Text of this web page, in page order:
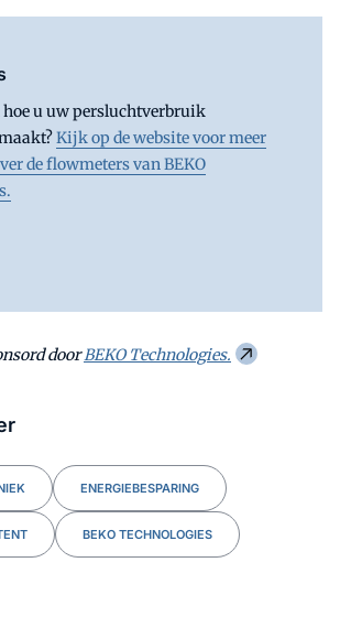
u uw persluchtverbruik
Kijk op de website voor meer
de flowmeters van BEKO
doorBEKO Technologies.
ENERGIEBESPARING
BEKO TECHNOLOGIES